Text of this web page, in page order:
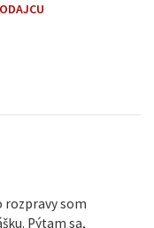
rozpravy som
Pýtam sa,